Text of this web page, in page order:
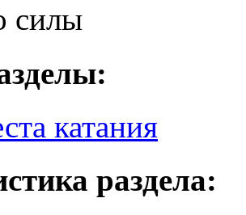
силы
катания
раздела: